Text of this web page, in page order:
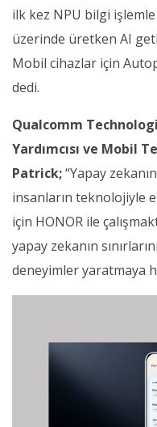
ilk kez NPU bilgi
üzerinde üretken AI
Mobil cihazlar için
dedi.
Qualcomm
Yardımcısı ve Mobil
Patrick;“Yapay
insanların teknolojiyle
için HONOR ile
yapay zekanın
deneyimler yaratmaya